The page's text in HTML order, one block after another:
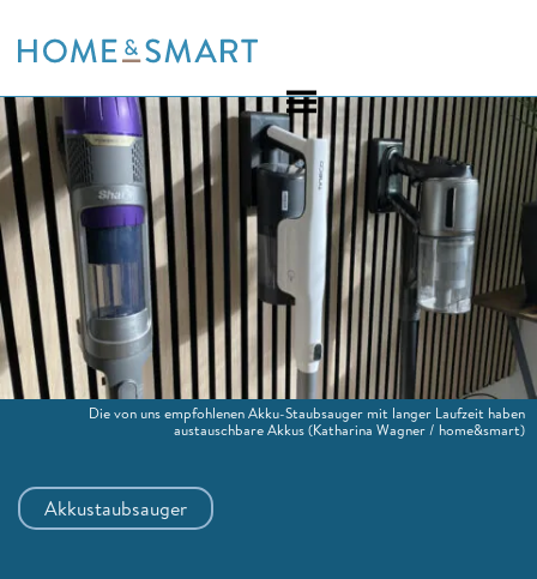
to
Akkustaubsauger
Die von uns empfohlenen Akku-Staubsauger mit langer Laufzeit haben
austauschbare Akkus(Katharina Wagner / home&smart)